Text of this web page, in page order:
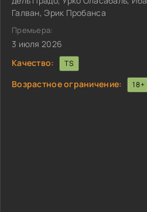
Галван, Эрик Пробанса
Премьера:
3 июля 2026
Качество:
TS
Возрастное ограничение: 18+